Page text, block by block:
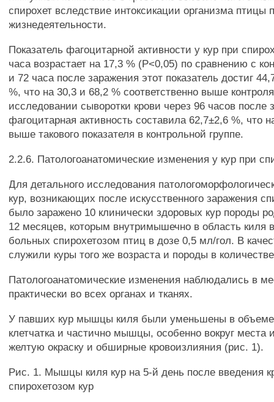
спирохет вследствие интоксикации организма птицы
жизнедеятельности.
Показатель фагоцитарной активности у кур при
часа возрастает на 17,3 % (Р<0,05) по сравнению с
и 72 часа после заражения этот показатель достиг
%, что на 30,3 и 68,2 % соответственно выше
исследовании сыворотки крови через 96 часов после
фагоцитарная активность составила 62,7±2,6 %, что
выше такового показателя в контрольной группе.
2.2.6. Патологоанатомические изменения у кур при
Для детального исследования
кур, возникающих после искусственного заражения
было заражено 10 клинически здоровых кур породы
12 месяцев, которым внутримышечно в область киля
больных спирохетозом птиц в дозе 0,5 мл/гол. В
служили куры того же возраста и породы в
Патологоанатомические изменения наблюдались в
практически во всех органах и тканях.
У павших кур мышцы киля были уменьшены в
клетчатка и частично мышцы, особенно вокруг места
желтую окраску и обширные кровоизлияния (рис. 1).
Рис. 1. Мышцы киля кур на 5-й день после введения
спирохетозом кур